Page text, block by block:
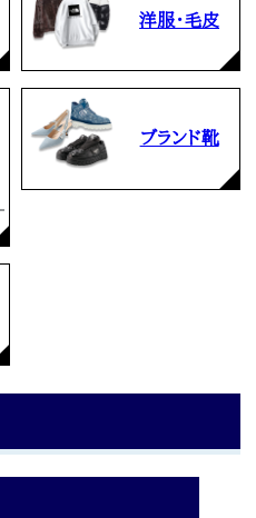
洋服・毛皮
ブランド靴